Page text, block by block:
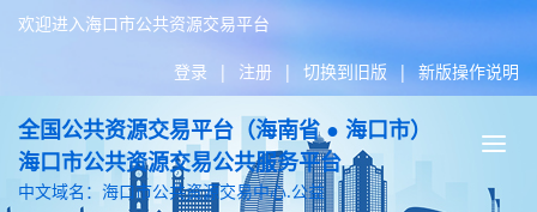
欢迎进入海口市公共资源交易平台
登录 | 注册 | 切换到旧版 | 新版操作说明
全国公共资源交易平台（海南省 ● 海口市）
海口市公共资源交易公共服务平台
中文域名：海口市公共资源交易中心.公益